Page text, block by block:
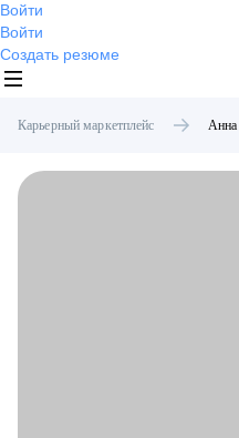
Войти
Войти
Создать резюме
Карьерный маркетплейс Анна